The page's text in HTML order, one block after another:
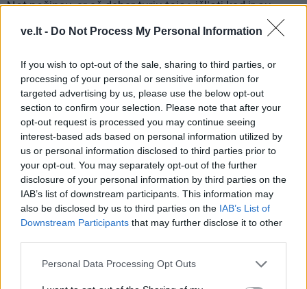
ve.lt - Do Not Process My Personal Information
If you wish to opt-out of the sale, sharing to third parties, or
processing of your personal or sensitive information for
targeted advertising by us, please use the below opt-out
section to confirm your selection. Please note that after your
opt-out request is processed you may continue seeing
interest-based ads based on personal information utilized by
us or personal information disclosed to third parties prior to
your opt-out. You may separately opt-out of the further
disclosure of your personal information by third parties on the
IAB’s list of downstream participants. This information may
also be disclosed by us to third parties on the IAB’s List of
Downstream Participants that may further disclose it to other
Personal Data Processing Opt Outs
Net nežinau, ar aš dabar turiu teisę išlįsti kad ir su
kauke pasportuoti į kiemelį, kuris yra prie man suteiktų
pusantro tūkstančio eurų. Taip išeina, kad jei būčiau
tęsęs savanorystę hospise, kur yra infekuotų, tai ir
toliau būčiau galėjęs vaikščioti visur.
Absurdas: mes, slaugytojai ir savanoriai, einame į patį
infekcijos židinį kiekvieną dieną, kiekvieną dieną
grįžtame iš jo, ir niekam tai neįdomu, o žmogus kažkur
žvejoja, ir už tai, kad jis be kaukės, jį kaip nusikaltėlį
prie upės pradeda vaikytis pulkai pareigūnų, skiria jam
milžiniškas baudas.